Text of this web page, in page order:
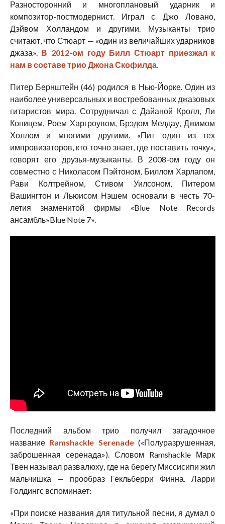
Разносторонний и многоплановый ударник и
композитор-постмодернист. Играл с Джо Ловано,
Дэйвом Холландом и другими. Музыканты трио
считают, что Стюарт — «один из величайших ударников
джаза». В 2012-ом году Билл Стюарт приезжал к
нам в составе трио Джона Скофилда.
Питер Бернштейн (46) родился в Нью-Йорке. Один из
наиболее универсальных и востребованных джазовых
гитаристов мира. Сотрудничал с Дайаной Кролл, Ли
Коницем, Роем Харгроувом, Брэдом Мелдау, Джимом
Холлом и многими другими. «Пит один из тех
импровизаторов, кто точно знает, где поставить точку»,
говорят его друзья-музыканты. В 2008-ом году он
совместно с Николасом Пэйтоном, Биллом Харлапом,
Рави Колтрейном, Стивом Уилсоном, Питером
Вашингтон и Льюисом Нэшем основали в честь 70-
летия знаменитой фирмы «Blue Note Records
ансамбль»Blue Note 7».
Последний альбом трио получил загадочное
название Ramshackle Serenade(«Полуразрушенная,
заброшенная серенада»). Словом Ramshackle Марк
Твен называл развалюху, где на берегу Миссисипи жил
мальчишка — прообраз Гекльберри Финна. Ларри
Голдингс вспоминает:
«При поиске названия для титульной песни, я думал о